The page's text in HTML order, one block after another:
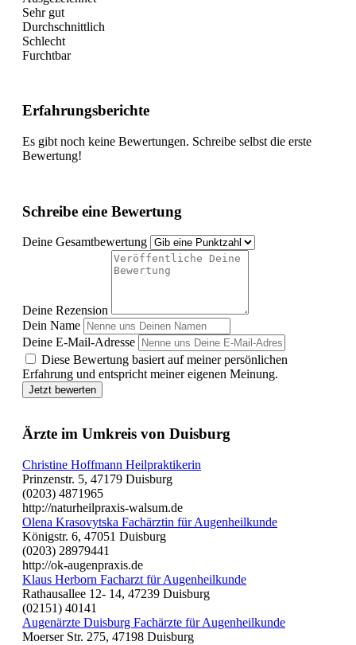
Sehr gut
Durchschnittlich
Schlecht
Furchtbar
Erfahrungsberichte
Es gibt noch keine Bewertungen. Schreibe selbst die erste
Bewertung!
Schreibe eine Bewertung
Deine Gesamtbewertung
Deine Rezension
Dein Name
Deine E-Mail-Adresse
Diese Bewertung basiert auf meiner persönlichen
Erfahrung und entspricht meiner eigenen Meinung.
Jetzt bewerten
Ärzte im Umkreis von Duisburg
Christine Hoffmann Heilpraktikerin
Prinzenstr. 5, 47179 Duisburg
(0203) 4871965
http://naturheilpraxis-walsum.de
Olena Krasovytska Fachärztin für Augenheilkunde
Königstr. 6, 47051 Duisburg
(0203) 28979441
http://ok-augenpraxis.de
Klaus Herborn Facharzt für Augenheilkunde
Rathausallee 12- 14, 47239 Duisburg
(02151) 40141
Augenärzte Duisburg Fachärzte für Augenheilkunde
Moerser Str. 275, 47198 Duisburg